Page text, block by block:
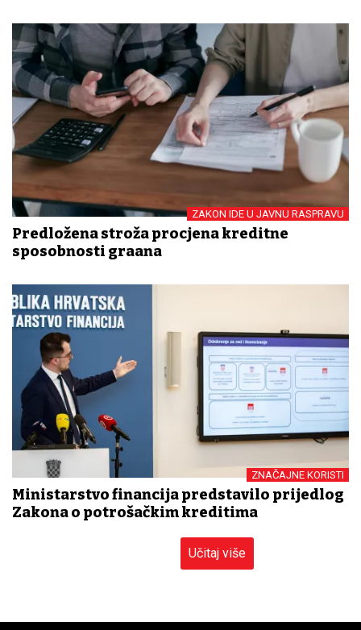
ZAKON IDE U JAVNU RASPRAVU
Predložena stroža procjena kreditne
sposobnosti građana
ZNAČAJNE KORISTI
Ministarstvo financija predstavilo prijedlog
Zakona o potrošačkim kreditima
Učitaj više